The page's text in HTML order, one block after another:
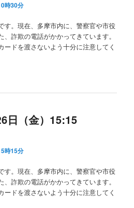
時30分
す。現在、多摩市内に、警察官や市役
詐欺の電話がかかってきています。
ードを渡さないよう十分に注意してく
日（金）15:15
時15分
す。現在、多摩市内に、警察官や市役
詐欺の電話がかかってきています。
ードを渡さないよう十分に注意してく